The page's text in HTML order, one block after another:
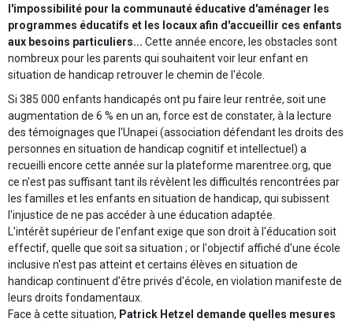
l'impossibilité pour la communauté éducative d'aménager les
programmes éducatifs et les locaux afin d'accueillir ces enfants
aux besoins particuliers... Cette année encore, les obstacles sont
nombreux pour les parents qui souhaitent voir leur enfant en
situation de handicap retrouver le chemin de l'école.
Si 385 000 enfants handicapés ont pu faire leur rentrée, soit une
augmentation de 6 % en un an, force est de constater, à la lecture
des témoignages que l'Unapei (association défendant les droits des
personnes en situation de handicap cognitif et intellectuel) a
recueilli encore cette année sur la plateforme marentree.org, que
ce n'est pas suffisant tant ils révèlent les difficultés rencontrées par
les familles et les enfants en situation de handicap, qui subissent
l'injustice de ne pas accéder à une éducation adaptée.
L'intérêt supérieur de l'enfant exige que son droit à l'éducation soit
effectif, quelle que soit sa situation ; or l'objectif affiché d'une école
inclusive n'est pas atteint et certains élèves en situation de
handicap continuent d'être privés d'école, en violation manifeste de
leurs droits fondamentaux.
Face à cette situation, Patrick Hetzel demande quelles mesures